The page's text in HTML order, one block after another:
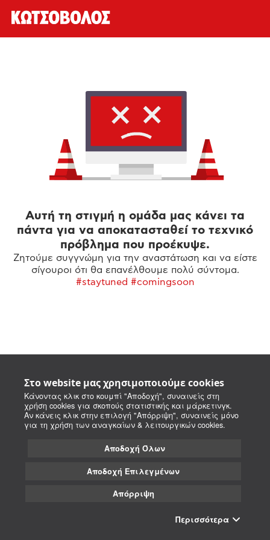
Στο website μας χρησιμοποιούμε cookies
Κάνοντας κλικ στο κουμπί "Αποδοχή", συναινείς στη
χρήση cookies για σκοπούς στατιστικής και μάρκετινγκ.
Αν κάνεις κλικ στην επιλογή "Απόρριψη", συναινείς μόνο
για τη χρήση των αναγκαίων & λειτουργικών cookies.
Αποδοχή Όλων
Αποδοχή Επιλεγμένων
Απόρριψη
Περισσότερα
Αυτή τη στιγμή η ομάδα μας κάνει τα
πάντα για να αποκατασταθεί το τεχνικό
πρόβλημα που προέκυψε.
Ζητούμε συγγνώμη για την αναστάτωση και να είστε
σίγουροι ότι θα επανέλθουμε πολύ σύντομα.
#staytuned #comingsoon